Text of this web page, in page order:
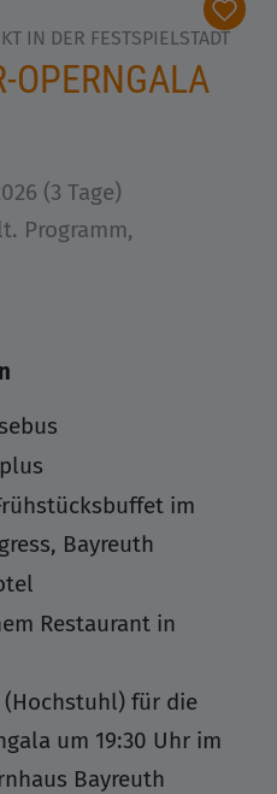
IN DER FESTSPIELSTADT
OPERNGALA
(3 Tage)
Programm,
im
Bayreuth
Restaurant in
für die
um 19:30 Uhr im
Bayreuth